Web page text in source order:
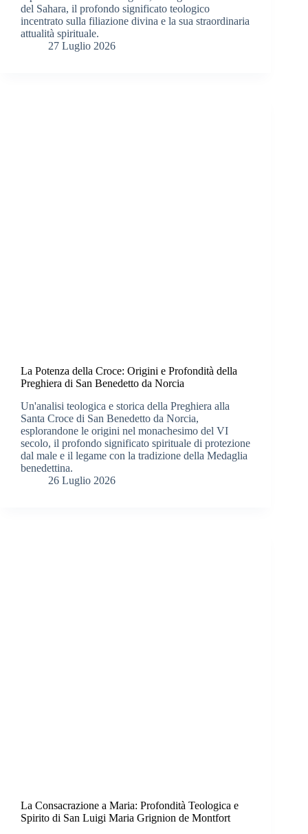
del Sahara, il profondo significato teologico
incentrato sulla filiazione divina e la sua straordinaria
attualità spirituale.
27 Luglio 2026
La Potenza della Croce: Origini e Profondità della
Preghiera di San Benedetto da Norcia
Un'analisi teologica e storica della Preghiera alla
Santa Croce di San Benedetto da Norcia,
esplorandone le origini nel monachesimo del VI
secolo, il profondo significato spirituale di protezione
dal male e il legame con la tradizione della Medaglia
benedettina.
26 Luglio 2026
La Consacrazione a Maria: Profondità Teologica e
Spirito di San Luigi Maria Grignion de Montfort